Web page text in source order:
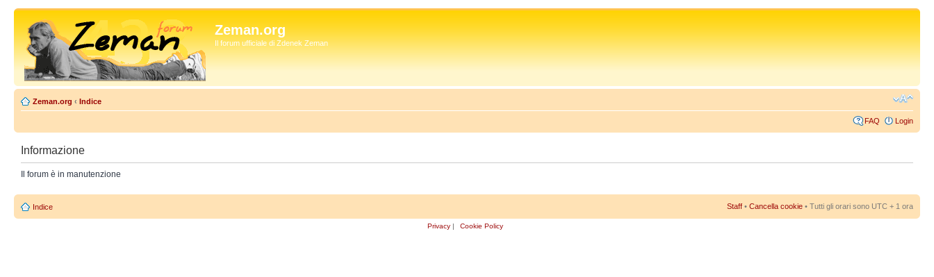
Zeman.org
Il forum ufficiale di Zdenek Zeman
Zeman.org ‹ Indice
FAQ Login
Informazione
Il forum è in manutenzione
Indice Staff • Cancella cookie • Tutti gli orari sono UTC + 1 ora
Privacy | Cookie Policy